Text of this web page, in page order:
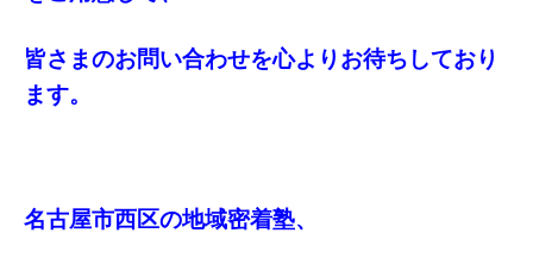
皆さまのお問い合わせを心よりお待ちしており
ます。
名古屋市西区の地域密着塾、